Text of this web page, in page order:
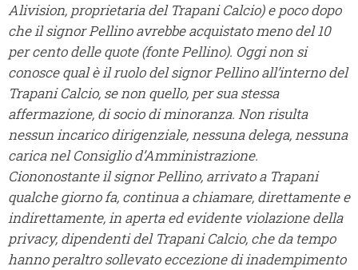
Alivision, proprietaria del Trapani Calcio) e poco dopo
che il signor Pellino avrebbe acquistato meno del 10
per cento delle quote (fonte Pellino). Oggi non si
conosce qual è il ruolo del signor Pellino all’interno del
Trapani Calcio, se non quello, per sua stessa
affermazione, di socio di minoranza. Non risulta
nessun incarico dirigenziale, nessuna delega, nessuna
carica nel Consiglio d’Amministrazione.
Ciononostante il signor Pellino, arrivato a Trapani
qualche giorno fa, continua a chiamare, direttamente e
indirettamente, in aperta ed evidente violazione della
privacy, dipendenti del Trapani Calcio, che da tempo
hanno peraltro sollevato eccezione di inadempimento